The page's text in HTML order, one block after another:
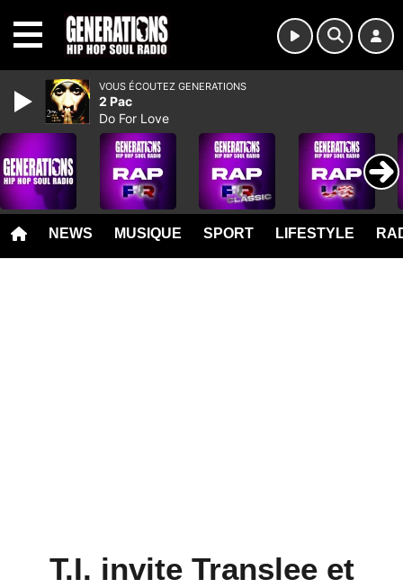
NEWS MUSIQUE SPORT LIFESTYLE
T.I. invite Translee et
VOUS ÉCOUTEZ GENERATIONS
2 Pac
Do For Love